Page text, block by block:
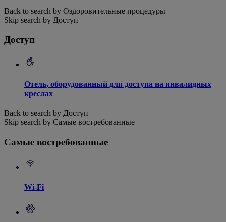
Back to search by Оздоровительные процедуры
Skip search by Доступ
Доступ
Отель, оборудованный для доступа на инвалидных
креслах
Back to search by Доступ
Skip search by Самые востребованные
Самые востребованные
Wi-Fi